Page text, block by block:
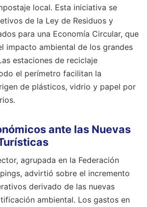
local. Esta iniciativa se
de la Ley de Residuos y
para una Economía Circular, que
impacto ambiental de los grandes
estaciones de reciclaje
el perímetro facilitan la
de plásticos, vidrio y papel por
ante las Nuevas
agrupada en la Federación
advirtió sobre el incremento
derivado de las nuevas
ambiental. Los gastos en